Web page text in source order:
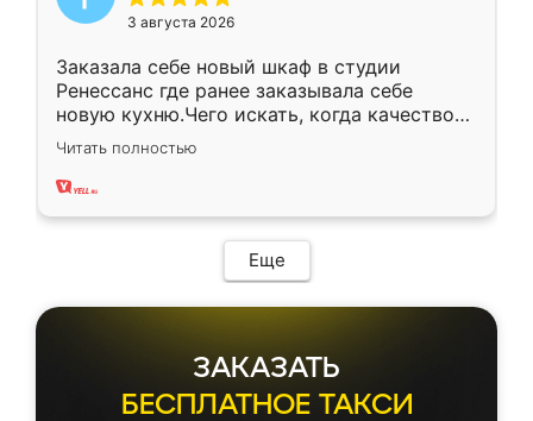
3 августа 2026
Заказала себе новый шкаф в студии
Ренессанс где ранее заказывала себе
новую кухню.Чего искать, когда качеством
вполне довольна. Служит кухня уже почти
два года, нареканий нет.
Читать полностью
Еще
ЗАКАЗАТЬ
БЕСПЛАТНОЕ ТАКСИ